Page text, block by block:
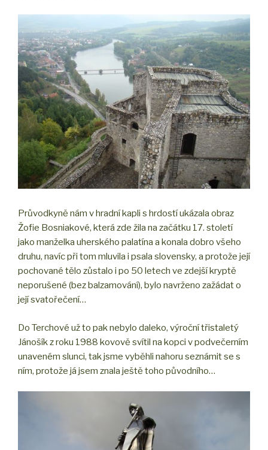
Průvodkyně nám v hradní kapli s hrdostí ukázala obraz
Žofie Bosniakové, která zde žila na začátku 17. století
jako manželka uherského palatína a konala dobro všeho
druhu, navíc při tom mluvila i psala slovensky, a protože její
pochované tělo zůstalo i po 50 letech ve zdejší kryptě
neporušené (bez balzamování), bylo navrženo zažádat o
její svatořečení…
Do Terchové už to pak nebylo daleko, výroční třistaletý
Jánošík z roku 1988 kovově svítil na kopci v podvečerním
unaveném slunci, tak jsme vyběhli nahoru seznámit se s
ním, protože já jsem znala ještě toho původního…